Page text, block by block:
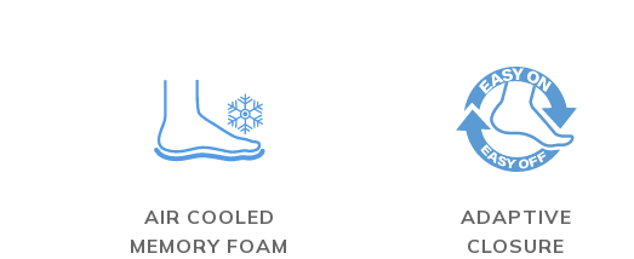
AIR COOLED
MEMORY FOAM
ADAPTIVE
CLOSURE